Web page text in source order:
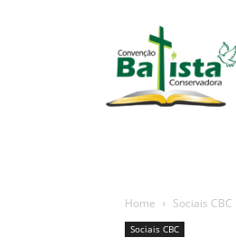
portalbatista.com.br
Home Sociais CBC
Sociais CBC